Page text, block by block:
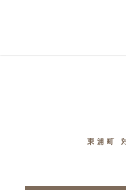
東浦町